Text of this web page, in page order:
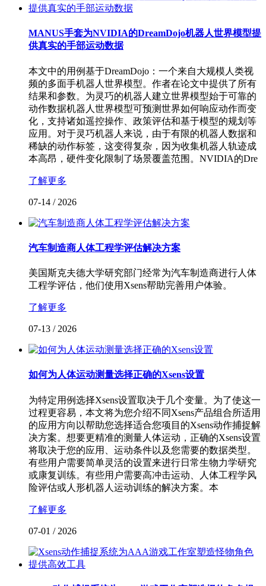
MANUS手套为NVIDIA的DreamDojo机器人世界模型提
供真实的手部运动数据
本文中的用例基于DreamDojo：一个来自大规模人类视
频的多面手机器人世界模型。作者在论文中提供了所有
结果和参数。为灵巧的机器人建立世界模型始于可靠的
动作数据机器人世界模型可预测世界如何响应动作而变
化，支持诸如遥控操作、政策评估和基于模型的规划等
应用。对于灵巧机器人来说，由于有限的机器人数据和
稀缺的动作标签，这变得复杂，因为收集机器人轨迹成
本高昂，硬件变化限制了场景覆盖范围。NVIDIA的Dre
了解更多
07-14 / 2026
汽车制造商人体工程学评估解决方案
美国斯克夫德大学研究部门经常为汽车制造商进行人体
工程学评估，他们使用Xsens帮助完善用户体验。
了解更多
07-13 / 2026
如何为人体运动测量选择正确的Xsens设置
为特定用例选择Xsens设置取决于几个变量。为了使这一
过程更容易，本文将为您介绍不同Xsens产品组合所适用
的应用方向以帮助您选择适合您项目的Xsens动作捕捉解
决方案。想要更精准的测量人体运动，正确的Xsens设置
将取决于您的应用、运动条件以及您需要的数据类型。
有些用户需要简单灵活的设置来进行日常生物力学研究
或康复训练。有些用户需要高冲击运动、人体工程学风
险评估或人形机器人运动训练的解决方案。本
了解更多
07-01 / 2026